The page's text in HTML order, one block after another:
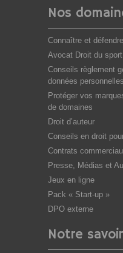
Nos
Connaître et
Avocat Droit du sport
Conseils règlement
données
Protéger vos
de domaines
Droit d’auteur
Conseils en droit
Contrats
Presse, Médias et
Jeux en ligne
Pack « Start-up »
DPO externe
Notre